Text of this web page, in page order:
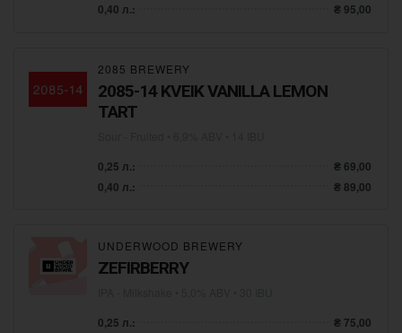
0,40 л.:
₴ 95,00
2085 BREWERY
2085-14 KVEIK VANILLA LEMON
TART
0,25 л.:
₴ 69,00
0,40 л.:
₴ 89,00
UNDERWOOD BREWERY
ZEFIRBERRY
0,25 л.:
₴ 75,00